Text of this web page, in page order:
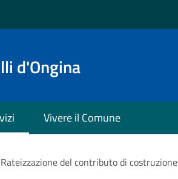
d'Ongina
Vivere il Comune
Rateizzazione del contributo di costruzione